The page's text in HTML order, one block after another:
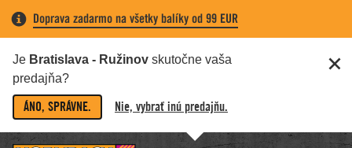
Doprava zadarmo na všetky balíky od 99 EUR
Je Bratislava - Ružinov skutočne vaša
predajňa?
ÁNO, SPRÁVNE. Nie, vybrať inú predajňu.